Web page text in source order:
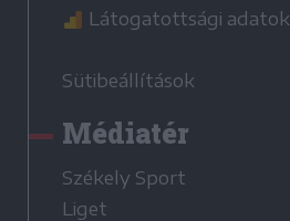
Látogatottsági adatok
Sütibeállítások
Médiatér
Székely Sport
Liget